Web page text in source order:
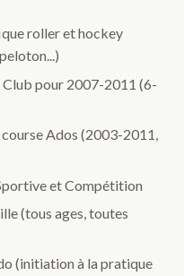
roller et hockey
pour 2007-2011 (6-
Ados (2003-2011,
et Compétition
(tous ages, toutes
(initiation à la pratique